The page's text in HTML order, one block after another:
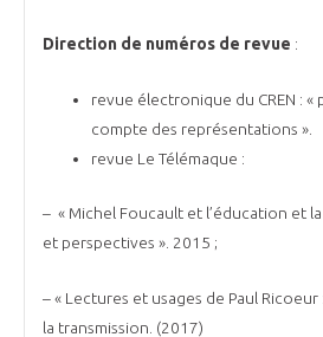
Direction de numéros de revue :
revue électronique du CREN :
compte des représentations ».
revue Le Télémaque :
– « Michel Foucault et l’éducation et
et perspectives ». 2015 ;
– « Lectures et usages de Paul
la transmission. (2017)